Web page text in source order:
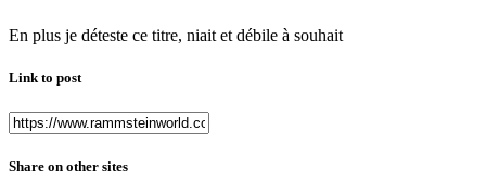
En plus je déteste ce titre, niait et débile à souhait
Link to post
Share on other sites